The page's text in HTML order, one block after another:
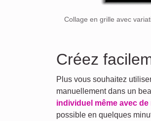
Collage en grille avec
Créez
Plus vous souhaitez
manuellement dans un
individuel même avec
possible en quelques